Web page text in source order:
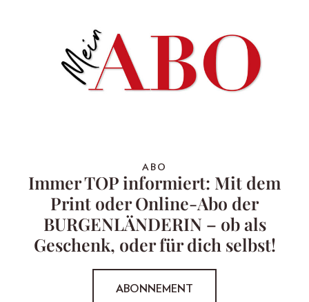
ABO
Immer TOP informiert: Mit dem
Print oder Online-Abo der
BURGENLÄNDERIN – ob als
Geschenk, oder für dich selbst!
ABONNEMENT